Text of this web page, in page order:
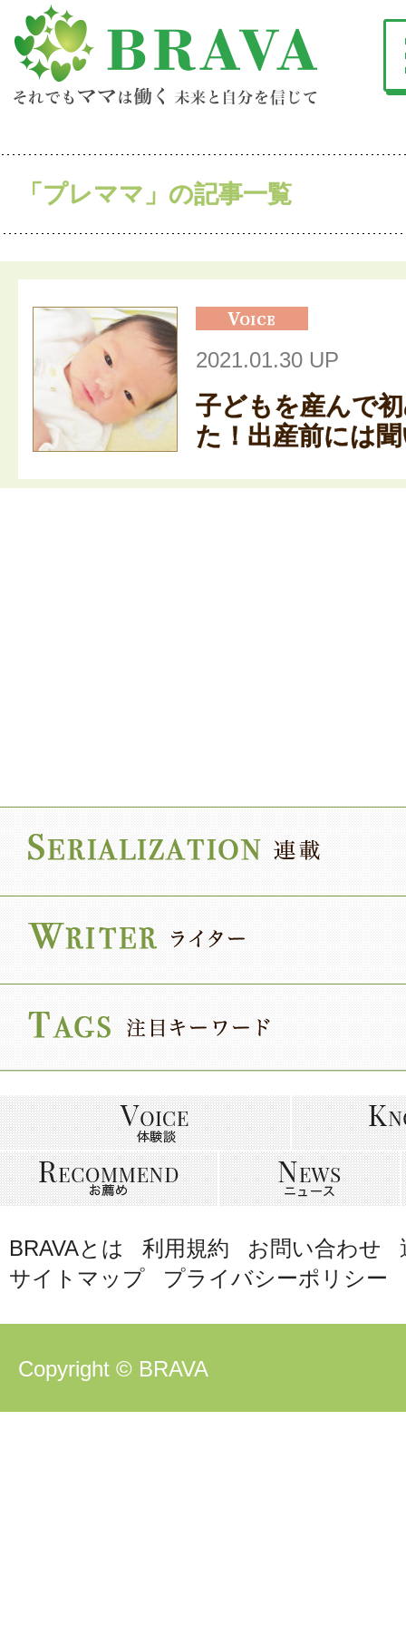
「プレママ」の記事一覧
2021.01.30 UP
子どもを産んで
た！出産前には
BRAVAとは 利用規約 お問い合わせ
サイトマップ
プライバシーポリシー
Copyright © BRAVA